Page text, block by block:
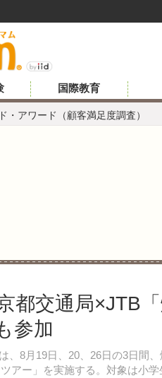
・アワード（顧客満足度調査）
国際教育
都交通局×JTB
参加
8月19日、20、26日の3日間
アー」を実施する。対象は小